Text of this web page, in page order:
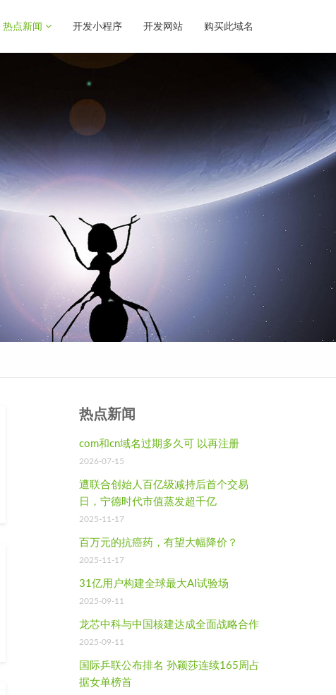
热点新闻 开发小程序 开发网站 购买此域名
热点新闻
com和cn域名过期多久可 以再注册
2026-07-15
遭联合创始人百亿级减持后首个交易
日，宁德时代市值蒸发超千亿
2025-11-17
百万元的抗癌药，有望大幅降价？
2025-11-17
31亿用户构建全球最大AI试验场
2025-09-11
龙芯中科与中国核建达成全面战略合作
2025-09-11
国际乒联公布排名 孙颖莎连续165周占
据女单榜首